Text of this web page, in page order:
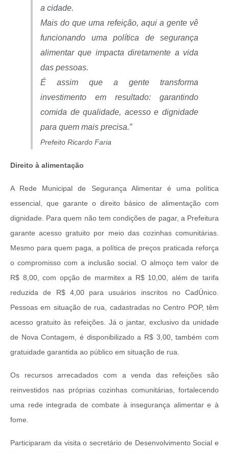
a cidade.
Mais do que uma refeição, aqui a gente vê
funcionando uma política de segurança
alimentar que impacta diretamente a vida
das pessoas.
É assim que a gente transforma
investimento em resultado: garantindo
comida de qualidade, acesso e dignidade
para quem mais precisa.”
Prefeito Ricardo Faria
Direito à alimentação
A Rede Municipal de Segurança Alimentar é uma política
essencial, que garante o direito básico de alimentação com
dignidade. Para quem não tem condições de pagar, a Prefeitura
garante acesso gratuito por meio das cozinhas comunitárias.
Mesmo para quem paga, a política de preços praticada reforça
o compromisso com a inclusão social. O almoço tem valor de
R$ 8,00, com opção de marmitex a R$ 10,00, além de tarifa
reduzida de R$ 4,00 para usuários inscritos no CadÚnico.
Pessoas em situação de rua, cadastradas no Centro POP, têm
acesso gratuito às refeições. Já o jantar, exclusivo da unidade
de Nova Contagem, é disponibilizado a R$ 3,00, também com
gratuidade garantida ao público em situação de rua.
Os recursos arrecadados com a venda das refeições são
reinvestidos nas próprias cozinhas comunitárias, fortalecendo
uma rede integrada de combate à insegurança alimentar e à
fome.
Participaram da visita o secretário de Desenvolvimento Social e